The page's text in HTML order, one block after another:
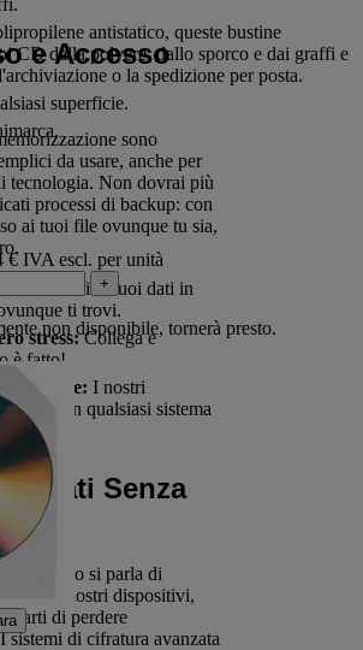
e Accesso
sono
da usare, anche per
tecnologia. Non dovrai più
processi di backup: con
ai tuoi file ovunque tu sia,
Accedi ai tuoi dati in
ti trovi.
stress:Collega e
è fatto!
I nostri
con qualsiasi sistema
Dati Senza
quando si parla di
Con i nostri dispositivi,
di perdere
di cifratura avanzata
antistatico, queste bustine
CD dalla polvere, dallo sporco e dai graffi e
o la spedizione per posta.
superficie.
€ IVA escl. per unità
+
non disponibile, tornerà presto.